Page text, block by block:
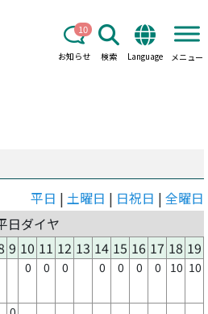
お知らせ
10
検索 Language メニュー
平日 | 土曜日 | 日祝日 | 全曜日
日ダイヤ
9 10 11 12 13 14 15 16 17 18 19
0 0 0 0 0 0 0 10 10